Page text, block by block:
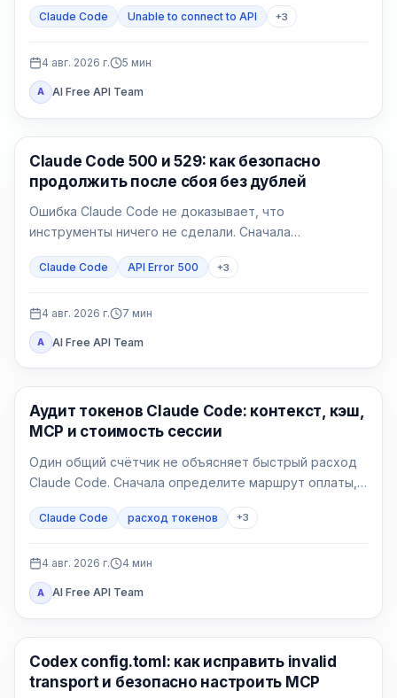
Claude Code Unable to connect to API +3
4 авг. 2026 г. 5 мин
A AI Free API Team
Claude Code
Claude Code 500 и 529: как безопасно
продолжить после сбоя без дублей
Ошибка Claude Code не доказывает, что
инструменты ничего не сделали. Сначала
и сверьте эффекты.
Claude Code API Error 500 +3
4 авг. 2026 г. 7 мин
A AI Free API Team
Claude Code
Аудит токенов Claude Code: контекст, кэш,
MCP и стоимость сессии
Один общий счётчик не объясняет быстрый расход
Claude Code. Сначала определите маршрут оплаты,
и чистую сессию.
Claude Code расход токенов +3
4 авг. 2026 г. 4 мин
A AI Free API Team
Инструменты AI-разработки
Codex config.toml: как исправить invalid
transport и безопасно настроить MCP